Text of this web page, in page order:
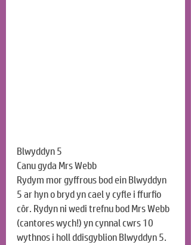
Blwyddyn 5
Canu gyda Mrs Webb
Rydym mor gyffrous bod ein Blwyddyn
5 ar hyn o bryd yn cael y cyfle i ffurfio
côr. Rydyn ni wedi trefnu bod Mrs Webb
(cantores wych!) yn cynnal cwrs 10
wythnos i holl ddisgyblion Blwyddyn 5.